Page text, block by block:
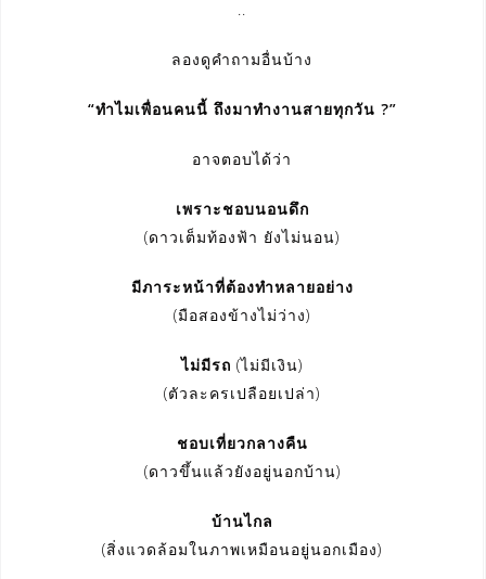
ลองดูคำถามอื่นบ้าง
“ทำไมเพื่อนคนนี้ ถึงมาทำงานสายทุกวัน ?”
อาจตอบได้ว่า
เพราะชอบนอนดึก
(ดาวเต็มท้องฟ้า ยังไม่นอน)
มีภาระหน้าที่ต้องทำหลายอย่าง
(มือสองข้างไม่ว่าง)
ไม่มีรถ (ไม่มีเงิน)
(ตัวละครเปลือยเปล่า)
ชอบเที่ยวกลางคืน
(ดาวขึ้นแล้วยังอยู่นอกบ้าน)
บ้านไกล
(สิ่งแวดล้อมในภาพเหมือนอยู่นอกเมือง)